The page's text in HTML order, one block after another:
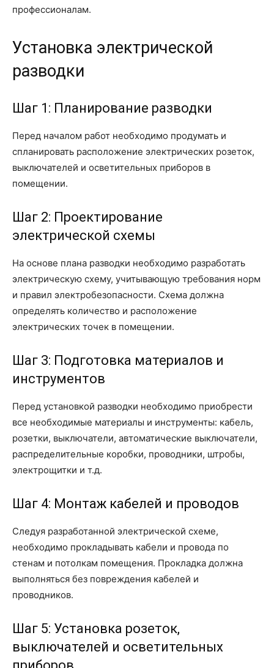
профессионалам.
Установка электрической
разводки
Шаг 1: Планирование разводки
Перед началом работ необходимо продумать и
спланировать расположение электрических розеток,
выключателей и осветительных приборов в
помещении.
Шаг 2: Проектирование
электрической схемы
На основе плана разводки необходимо разработать
электрическую схему, учитывающую требования норм
и правил электробезопасности. Схема должна
определять количество и расположение
электрических точек в помещении.
Шаг 3: Подготовка материалов и
инструментов
Перед установкой разводки необходимо приобрести
все необходимые материалы и инструменты: кабель,
розетки, выключатели, автоматические выключатели,
распределительные коробки, проводники, штробы,
электрощитки и т.д.
Шаг 4: Монтаж кабелей и проводов
Следуя разработанной электрической схеме,
необходимо прокладывать кабели и провода по
стенам и потолкам помещения. Прокладка должна
выполняться без повреждения кабелей и
проводников.
Шаг 5: Установка розеток,
выключателей и осветительных